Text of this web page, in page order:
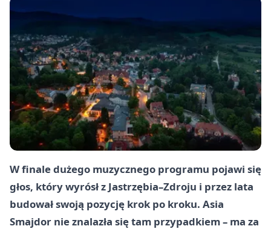
W finale dużego muzycznego programu pojawi się
głos, który wyrósł z Jastrzębia–Zdroju i przez lata
budował swoją pozycję krok po kroku. Asia
Smajdor nie znalazła się tam przypadkiem – ma za